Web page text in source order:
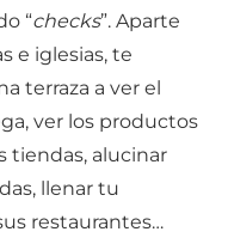
“checks”. Aparte
e iglesias, te
terraza a ver el
ver los productos
tiendas, alucinar
llenar tu
restaurantes…